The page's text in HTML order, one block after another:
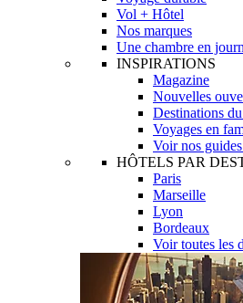
Vol + Hôtel
Nos marques
Une chambre en
INSPIRATIONS
Magazine
Nouvelles
Destinations
Voyages en
Voir nos
HÔTELS PAR
Paris
Marseille
Lyon
Bordeaux
Voir toutes les